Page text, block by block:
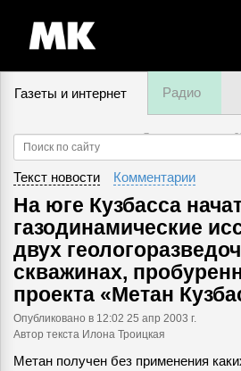
Газеты и интернет Радио
7 августа, пятница,
Текст новости Комментарии
На юге Кузбасса
газодинамические
двух
скважинах,
проекта «Метан
Опубликовано в 12:02 25 апр 2003 г.
Автор текста Илона Троицкая
Метан получен без применения